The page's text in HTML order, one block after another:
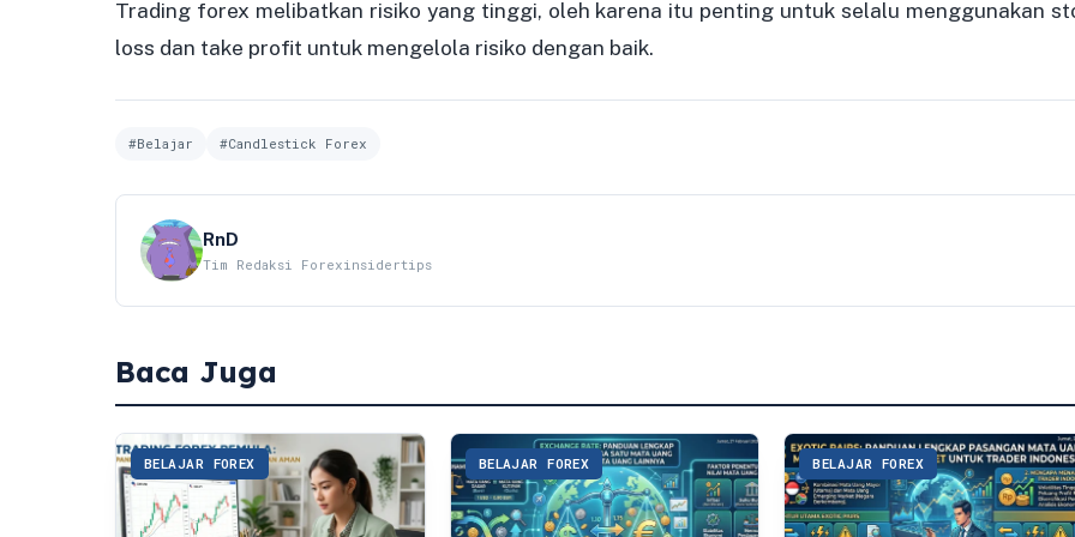
Trading forex melibatkan risiko yang tinggi, oleh karena itu penting untuk selalu menggunakan
loss dan take profit untuk mengelola risiko dengan baik.
#Belajar #Candlestick Forex
RnD
Tim Redaksi Forexinsidertips
Baca Juga
BELAJAR FOREX BELAJAR FOREX BELAJAR FOREX